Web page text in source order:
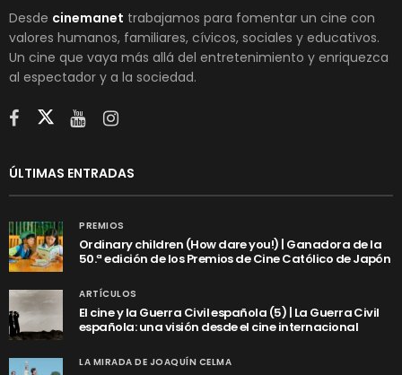
Desde cinemanet trabajamos para fomentar un cine con
valores humanos, familiares, cívicos, sociales y educativos.
Un cine que vaya más allá del entretenimiento y enriquezca
al espectador y a la sociedad.
ÚLTIMAS ENTRADAS
PREMIOS
Ordinary children (How dare you!) | Ganadora de la
50.ª edición de los Premios de Cine Católico de Japón
ARTÍCULOS
El cine y la Guerra Civil española (5) | La Guerra Civil
española: una visión desde el cine internacional
LA MIRADA DE JOAQUÍN CELMA